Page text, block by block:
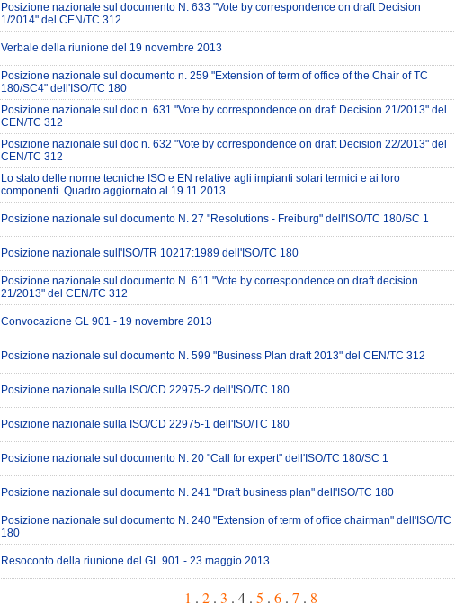
Posizione nazionale sul documento N. 633 "Vote by correspondence on draft Decision
1/2014" del CEN/TC 312
Verbale della riunione del 19 novembre 2013
Posizione nazionale sul documento n. 259 "Extension of term of office of the Chair of TC
180/SC4" dell'ISO/TC 180
Posizione nazionale sul doc n. 631 "Vote by correspondence on draft Decision 21/2013" del
CEN/TC 312
Posizione nazionale sul doc n. 632 "Vote by correspondence on draft Decision 22/2013" del
CEN/TC 312
Lo stato delle norme tecniche ISO e EN relative agli impianti solari termici e ai loro
componenti. Quadro aggiornato al 19.11.2013
Posizione nazionale sul documento N. 27 "Resolutions - Freiburg" dell'ISO/TC 180/SC 1
Posizione nazionale sull'ISO/TR 10217:1989 dell'ISO/TC 180
Posizione nazionale sul documento N. 611 "Vote by correspondence on draft decision
21/2013" del CEN/TC 312
Convocazione GL 901 - 19 novembre 2013
Posizione nazionale sul documento N. 599 "Business Plan draft 2013" del CEN/TC 312
Posizione nazionale sulla ISO/CD 22975-2 dell'ISO/TC 180
Posizione nazionale sulla ISO/CD 22975-1 dell'ISO/TC 180
Posizione nazionale sul documento N. 20 "Call for expert" dell'ISO/TC 180/SC 1
Posizione nazionale sul documento N. 241 "Draft business plan" dell'ISO/TC 180
Posizione nazionale sul documento N. 240 "Extension of term of office chairman" dell'ISO/TC
180
Resoconto della riunione del GL 901 - 23 maggio 2013
1 . 2. 3 . 4 . 5 . 6. 7 . 8